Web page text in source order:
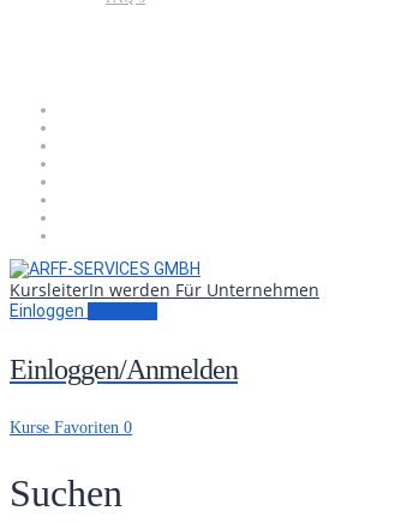
KursleiterIn werden Für Unternehmen
Einloggen
Einloggen/Anmelden
Kurse Favoriten 0
Suchen